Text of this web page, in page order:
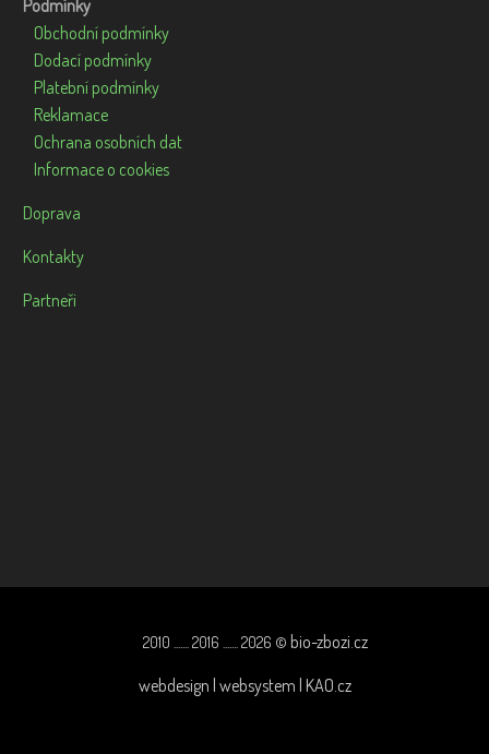
Podmínky
Obchodní podmínky
Dodací podmínky
Platební podmínky
Reklamace
Ochrana osobních dat
Informace o cookies
Doprava
Kontakty
Partneři
2010 ....... 2016 ....... 2026 © bio-zbozi.cz
webdesign | websystem | KAO.cz